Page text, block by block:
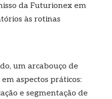
da Futurionex em
às rotinas
um arcabouço de
aspectos práticos:
e segmentação de